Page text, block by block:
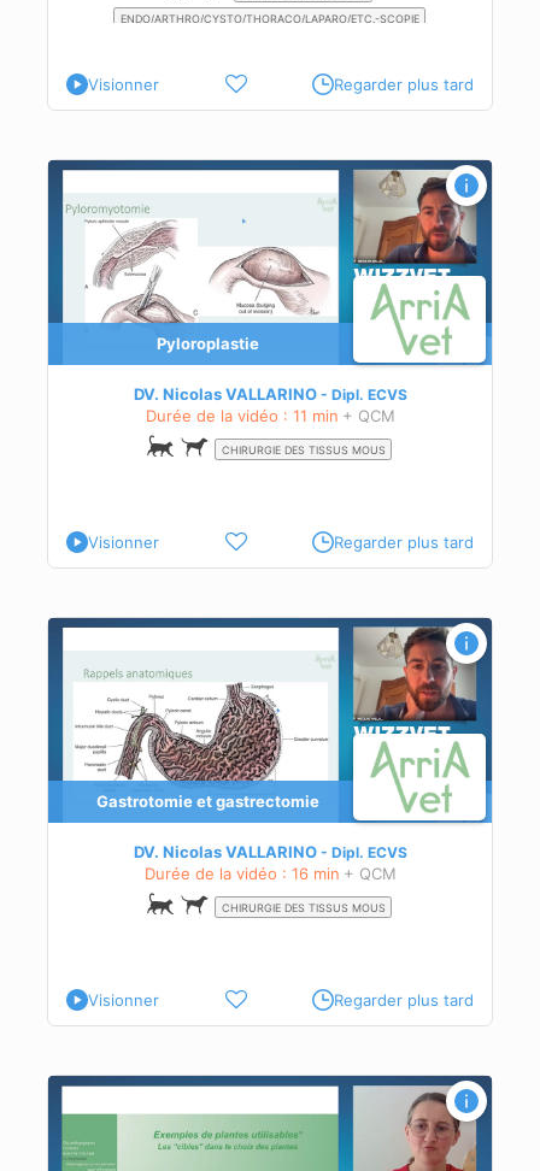
ENDO/ARTHRO/CYSTO/THORACO/LAPARO/ETC.-SCOPIE
Visionner Regarder plus tard
Pyloroplastie
DV. Nicolas VALLARINO Dipl. ECVS
Durée de la vidéo : 11 min + QCM
CHIRURGIE DES TISSUS MOUS
Visionner Regarder plus tard
Gastrotomie et gastrectomie
DV. Nicolas VALLARINO Dipl. ECVS
Durée de la vidéo : 16 min + QCM
CHIRURGIE DES TISSUS MOUS
Visionner Regarder plus tard